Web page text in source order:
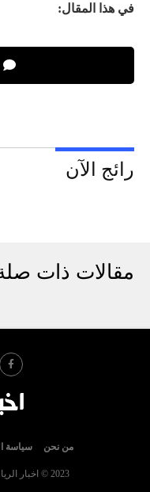
في هذا المقال:
رائج الآن
مقالات ذات
من نحن سياسة
2023 © اخبار الرياض. جميع حقوق النشر محفوظة.